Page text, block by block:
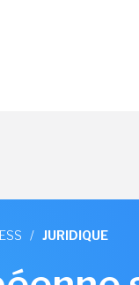
/ JURIDIQUE